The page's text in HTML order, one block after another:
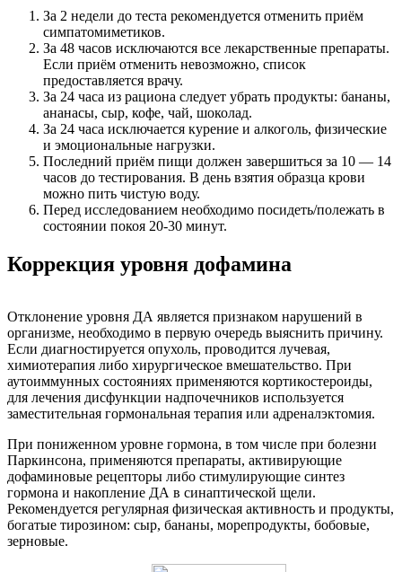
За 2 недели до теста рекомендуется отменить приём
симпатомиметиков.
За 48 часов исключаются все лекарственные препараты.
Если приём отменить невозможно, список
предоставляется врачу.
За 24 часа из рациона следует убрать продукты: бананы,
ананасы, сыр, кофе, чай, шоколад.
За 24 часа исключается курение и алкоголь, физические
и эмоциональные нагрузки.
Последний приём пищи должен завершиться за 10 — 14
часов до тестирования. В день взятия образца крови
можно пить чистую воду.
Перед исследованием необходимо посидеть/полежать в
состоянии покоя 20-30 минут.
Коррекция уровня дофамина
Отклонение уровня ДА является признаком нарушений в
организме, необходимо в первую очередь выяснить причину.
Если диагностируется опухоль, проводится лучевая,
химиотерапия либо хирургическое вмешательство. При
аутоиммунных состояниях применяются кортикостероиды,
для лечения дисфункции надпочечников используется
заместительная гормональная терапия или адреналэктомия.
При пониженном уровне гормона, в том числе при болезни
Паркинсона, применяются препараты, активирующие
дофаминовые рецепторы либо стимулирующие синтез
гормона и накопление ДА в синаптической щели.
Рекомендуется регулярная физическая активность и продукты,
богатые тирозином: сыр, бананы, морепродукты, бобовые,
зерновые.